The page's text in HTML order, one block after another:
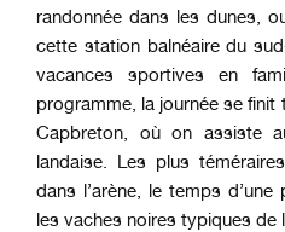
randonnée dans les dunes,
cette station balnéaire du
vacances sportives en
programme, la journée se
Capbreton, où on assiste
landaise. Les plus
dans l’arène, le temps
les vaches noires typiques de